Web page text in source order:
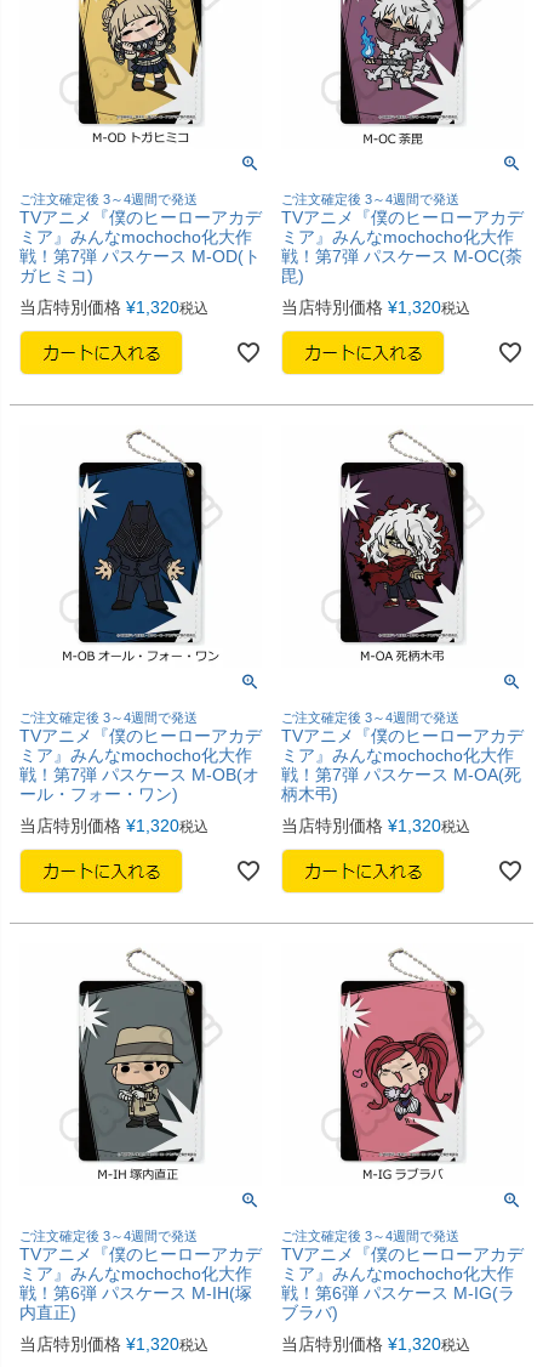
ご注文確定後 3～4週間で発送
TVアニメ『僕のヒーローアカデ
ミア』みんなmochocho化大作
戦！第7弾 パスケース M-OD(ト
ガヒミコ)
当店特別価格 ¥1,320税込
ご注文確定後 3～4週間で発送
TVアニメ『僕のヒーローアカデ
ミア』みんなmochocho化大作
戦！第7弾 パスケース M-OC(荼
毘)
当店特別価格 ¥1,320税込
ご注文確定後 3～4週間で発送
TVアニメ『僕のヒーローアカデ
ミア』みんなmochocho化大作
戦！第7弾 パスケース M-OB(オ
ール・フォー・ワン)
当店特別価格 ¥1,320税込
ご注文確定後 3～4週間で発送
TVアニメ『僕のヒーローアカデ
ミア』みんなmochocho化大作
戦！第7弾 パスケース M-OA(死
柄木弔)
当店特別価格 ¥1,320税込
ご注文確定後 3～4週間で発送
TVアニメ『僕のヒーローアカデ
ミア』みんなmochocho化大作
戦！第6弾 パスケース M-IH(塚
内直正)
当店特別価格 ¥1,320税込
ご注文確定後 3～4週間で発送
TVアニメ『僕のヒーローアカデ
ミア』みんなmochocho化大作
戦！第6弾 パスケース M-IG(ラ
ブラバ)
当店特別価格 ¥1,320税込